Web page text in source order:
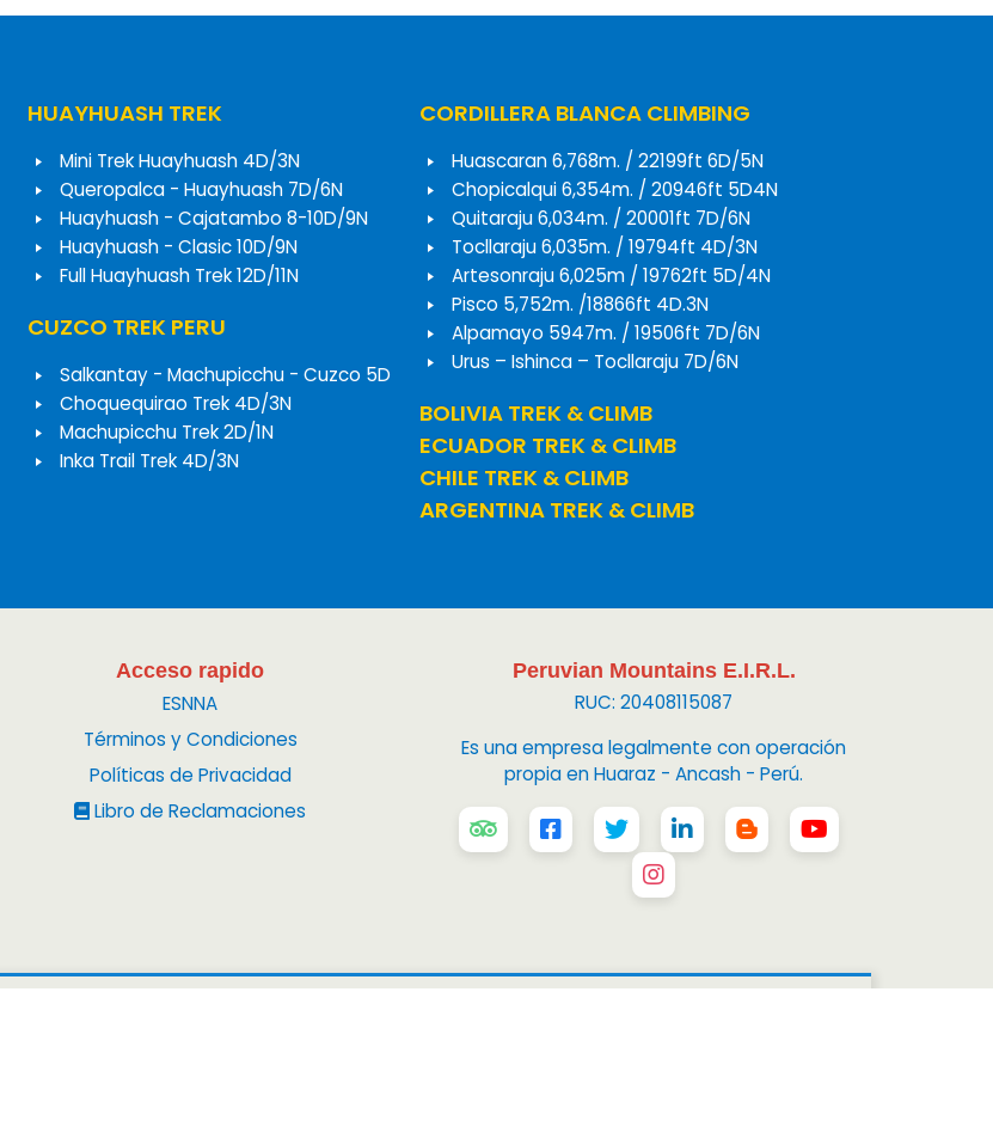
HUAYHUASH TREK
Mini Trek Huayhuash 4D/3N
Queropalca - Huayhuash 7D/6N
Huayhuash - Cajatambo 8-10D/9N
Huayhuash - Clasic 10D/9N
Full Huayhuash Trek 12D/11N
CUZCO TREK PERU
Salkantay - Machupicchu - Cuzco 5D
Choquequirao Trek 4D/3N
Machupicchu Trek 2D/1N
Inka Trail Trek 4D/3N
CORDILLERA BLANCA CLIMBING
Huascaran 6,768m. / 22199ft 6D/5N
Chopicalqui 6,354m. / 20946ft 5D4N
Quitaraju 6,034m. / 20001ft 7D/6N
Tocllaraju 6,035m. / 19794ft 4D/3N
Artesonraju 6,025m / 19762ft 5D/4N
Pisco 5,752m. /18866ft 4D.3N
Alpamayo 5947m. / 19506ft 7D/6N
Urus – Ishinca – Tocllaraju 7D/6N
BOLIVIA TREK & CLIMB
ECUADOR TREK & CLIMB
CHILE TREK & CLIMB
ARGENTINA TREK & CLIMB
Acceso rapido
ESNNA
Términos y Condiciones
Políticas de Privacidad
Libro de Reclamaciones
Peruvian Mountains E.I.R.L.
RUC: 20408115087
Es una empresa legalmente con operación
propia en Huaraz - Ancash - Perú.